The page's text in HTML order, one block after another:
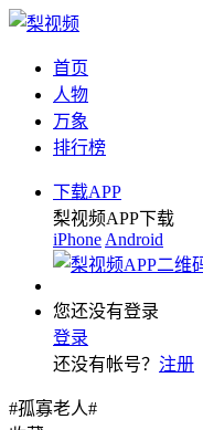
首页
人物
万象
排行榜
下载APP
梨视频APP下载
iPhone Android
您还没有登录
登录
还没有帐号？ 注册
#孤寡老人#